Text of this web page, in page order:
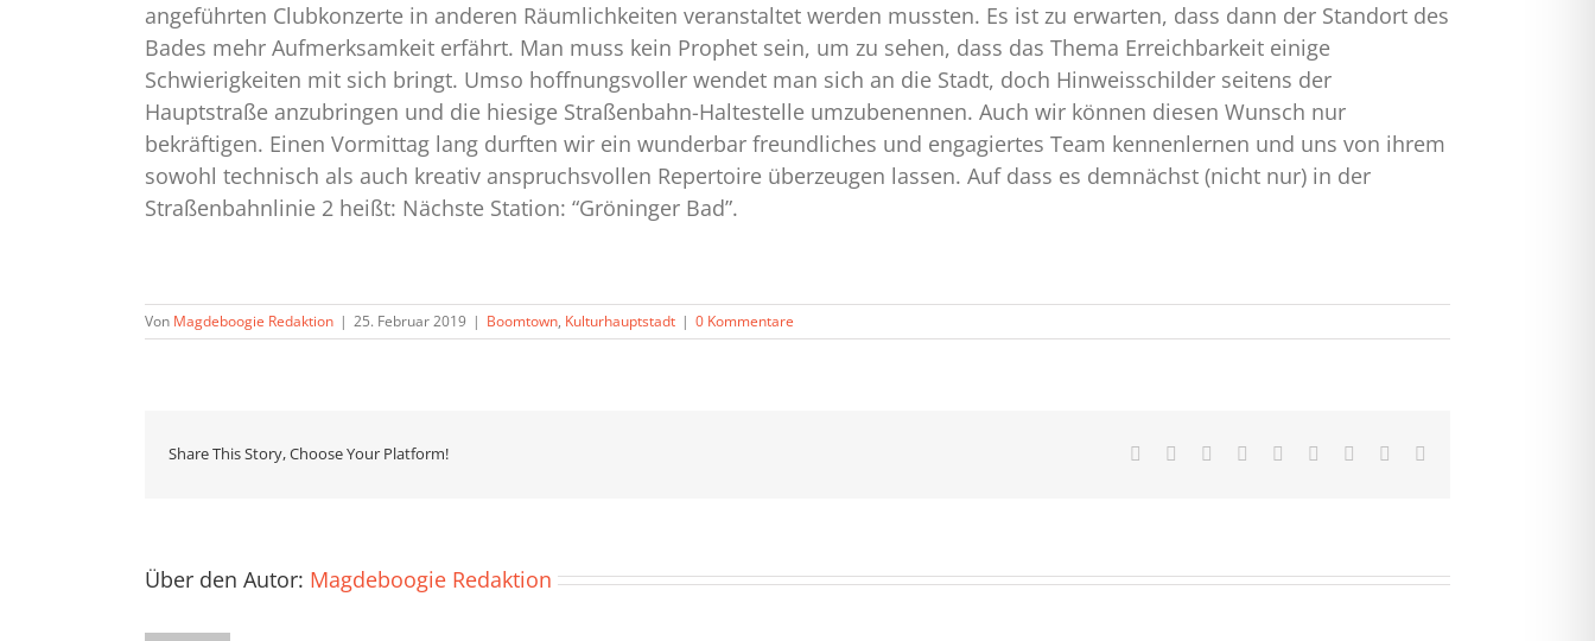
angeführten Clubkonzerte in anderen Räumlichkeiten veranstaltet werden mussten. Es ist zu erwarten, dass dann der Standort des
Bades mehr Aufmerksamkeit erfährt. Man muss kein Prophet sein, um zu sehen, dass das Thema Erreichbarkeit einige
Schwierigkeiten mit sich bringt. Umso hoffnungsvoller wendet man sich an die Stadt, doch Hinweisschilder seitens der
Hauptstraße anzubringen und die hiesige Straßenbahn-Haltestelle umzubenennen. Auch wir können diesen Wunsch nur
bekräftigen. Einen Vormittag lang durften wir ein wunderbar freundliches und engagiertes Team kennenlernen und uns von ihrem
sowohl technisch als auch kreativ anspruchsvollen Repertoire überzeugen lassen. Auf dass es demnächst (nicht nur) in der
Straßenbahnlinie 2 heißt: Nächste Station: “Gröninger Bad”.
Von Magdeboogie Redaktion | 25. Februar 2019 | Boomtown, Kulturhauptstadt | 0 Kommentare
Share This Story, Choose Your Platform! Facebook Reddit LinkedInWhatsApp
TumblrPinterest
Über den Autor: Magdeboogie Redaktion